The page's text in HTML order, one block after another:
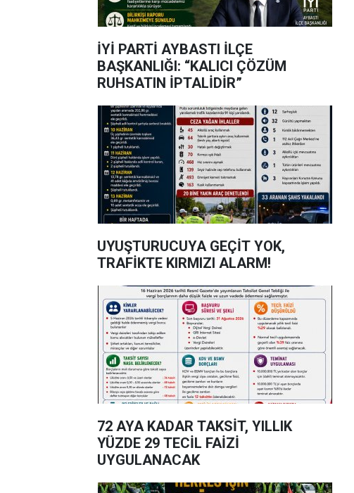
İYİ PARTİ AYBASTI İLÇE
BAŞKANLIĞI: “KALICI ÇÖZÜM
RUHSATIN İPTALİDİR”
UYUŞTURUCUYA GEÇİT YOK,
TRAFİKTE KIRMIZI ALARM!
72 AYA KADAR TAKSİT, YILLIK
YÜZDE 29 TECİL FAİZİ
UYGULANACAK